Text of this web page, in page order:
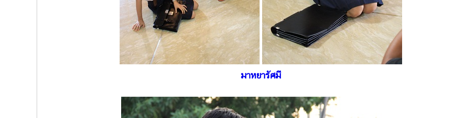
มาหยารัศมี